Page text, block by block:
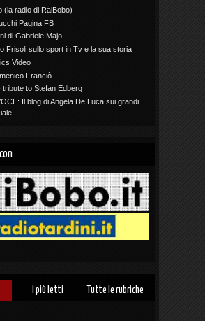
(la radio di RaiBobo)
Pagina FB
di Gabriele Majo
Frisoli sullo sport in Tv e la sua storia
Video
Franciò
tribute to Stefan Edberg
Il blog di Angela De Luca sui grandi
I più letti Tutte le rubriche